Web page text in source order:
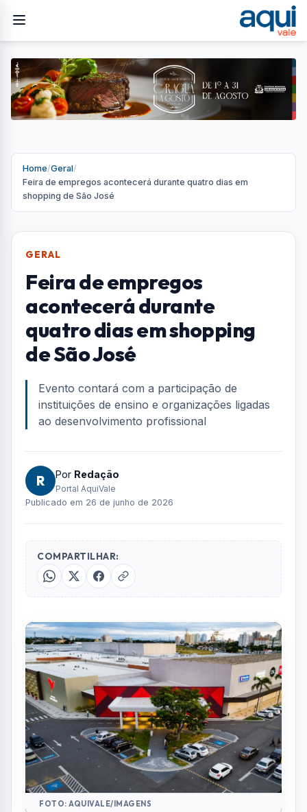
Home/Geral/
Feira de empregos acontecerá durante quatro dias em
shopping de São José
GERAL
Feira de empregos
acontecerá durante
quatro dias em shopping
de São José
Evento contará com a participação de
instituições de ensino e organizações ligadas
ao desenvolvimento profissional
R Por Redação
Portal AquiVale
Publicado em 26 de junho de 2026
COMPARTILHAR:
FOTO: AQUIVALE/IMAGENS